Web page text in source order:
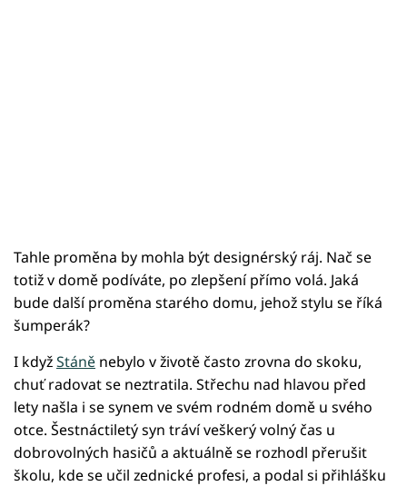
Tahle proměna by mohla být designérský ráj. Nač se
totiž v domě podíváte, po zlepšení přímo volá. Jaká
bude další proměna starého domu, jehož stylu se říká
šumperák?
I kdyžStáně nebylo v životě často zrovna do skoku,
chuť radovat se neztratila. Střechu nad hlavou před
lety našla i se synem ve svém rodném domě u svého
otce. Šestnáctiletý syn tráví veškerý volný čas u
dobrovolných hasičů a aktuálně se rozhodl přerušit
školu, kde se učil zednické profesi, a podal si přihlášku